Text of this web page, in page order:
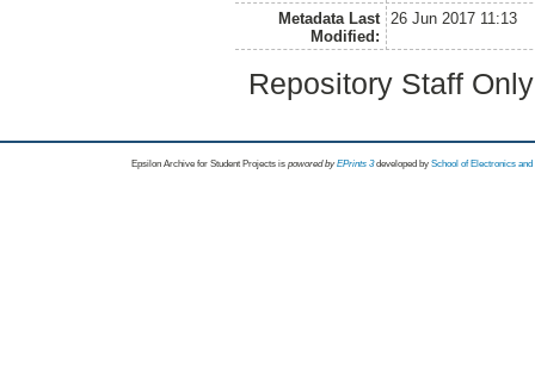
Metadata Last
Modified:
26 Jun 2017 11:13
Repository Staff
Epsilon Archive for Student Projects is powored byEPrints 3 developed by School of Electronics